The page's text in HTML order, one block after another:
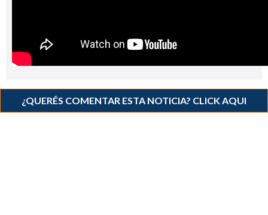
¿QUERÉS COMENTAR ESTA NOTICIA? CLICK AQUI